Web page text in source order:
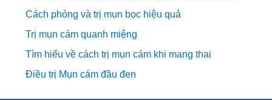
Cách phòng và trị mụn bọc hiệu quả
Trị mụn cám quanh miệng
Tìm hiểu về cách trị mụn cám khi mang thai
Điều trị Mụn cám đầu đen